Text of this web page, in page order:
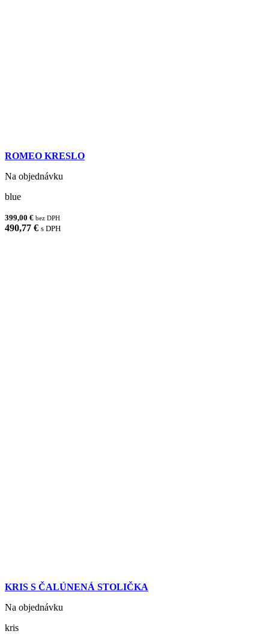
ROMEO KRESLO
Na objednávku
blue
399,00 € bez DPH
490,77 € s DPH
KRIS S ČALÚNENÁ STOLIČKA
Na objednávku
kris